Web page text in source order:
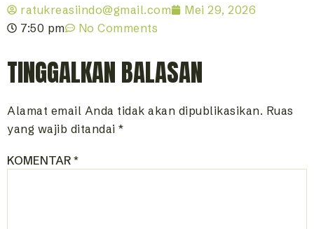
ratukreasiindo@gmail.com
Mei 29, 2026
7:50 pm
No Comments
TINGGALKAN BALASAN
Alamat email Anda tidak akan dipublikasikan. Ruas
yang wajib ditandai *
KOMENTAR*